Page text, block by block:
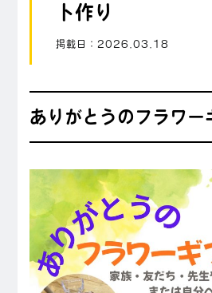
ト作り
掲載日： 2026.03.18
ありがとうのフラワー